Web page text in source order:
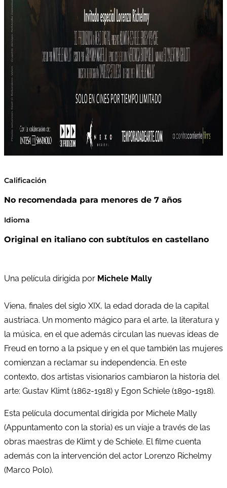
Calificación
No recomendada para menores de 7 años
Idioma
Original en italiano con subtítulos en castellano
Una película dirigida por Michele Mally
Viena, finales del siglo XIX, la edad dorada de la capital
austriaca. Un momento mágico para el arte, la literatura y
la música, en el que además circulan las nuevas ideas de
Freud en torno a la psique y en el que también las mujeres
comienzan a reclamar su independencia. En este
contexto, dos artistas visionarios cambiaron la historia del
arte: Gustav Klimt (1862-1918) y Egon Schiele (1890-1918).
Esta película documental dirigida por Michele Mally
(Appuntamento con la storia) es un viaje a través de las
obras maestras de Klimt y de Schiele. El filme cuenta
además con la intervención del actor Lorenzo Richelmy
(Marco Polo).